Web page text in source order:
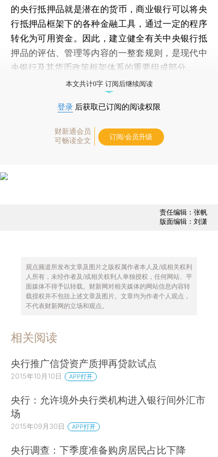
的央行抵押品就是潜在的货币，商业银行可以将央
行抵押品框架下的各种金融工具，通过一定的程序
转化为可用资金。因此，建立健全有关中央银行抵
押品的评估、管理等内容的一整套规则，是现代中
央银行及其货币政策框架体系的重要组成部分。
本文共计0字 订阅后继续阅读
登录 后获取已订阅的阅读权限
财新通会员
可畅读全文
订阅/会员升级
责任编辑：张帆
版面编辑：刘潇
观点频道所发布文章及图片之版权属作者本人及/或相关权利
人所有，未经作者及/或相关权利人单独授权，任何网站、平
面媒体不得予以转载。财新网对相关媒体的网站信息内容转
载授权并不包括上述文章及图片。文章均为作者个人观点，
不代表财新网的立场和观点。
相关阅读
央行推广信贷资产质押再贷款试点
2015年10月10日 APP打开
央行：允许境外央行类机构进入银行间外汇市
场
2015年09月30日 APP打开
央行调查：下季度准备购房居民占比下降